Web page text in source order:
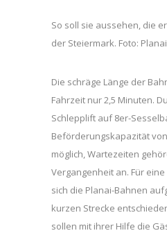
So soll sie aussehen, die
der Steiermark. Foto:
Die schräge Länge der
Fahrzeit nur 2,5 Minuten.
Schlepplift auf 8er-
Beförderungskapazität
möglich, Wartezeiten
Vergangenheit an. Für
sich die Planai-Bahnen
kurzen Strecke
sollen mit ihrer Hilfe die